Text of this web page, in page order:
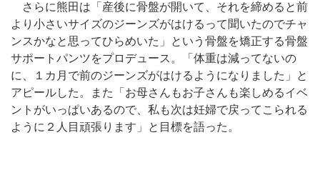
さらに熊田は「産後に骨盤が開いて、それを締めると前
より小さいサイズのジーンズがはけるって聞いたのでチャ
ンスかなと思ってひらめいた」という骨盤を矯正する骨盤
サポートパンツをプロデュース。「体重は減ってないの
に、１カ月で前のジーンズがはけるようになりました」と
アピールした。また「お母さんもお子さんも楽しめるイベ
ントがいっぱいあるので、私も次は妊婦で戻ってこられる
ように２人目頑張ります」と目標を語った。